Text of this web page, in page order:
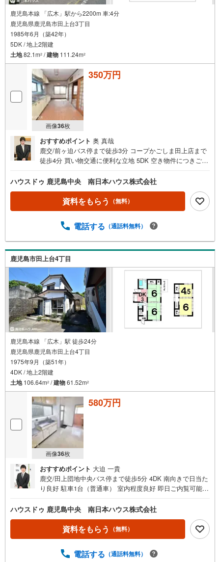
鹿児島本線 「広木」駅から2200m 車:4分
鹿児島県鹿児島市田上台3丁目
1985年6月（築42年）
5DK / 地上2階建
土地82.1m2 /建物 111.24m2
画像36枚
350万円
おすすめポイント 奥 真哉
鹿交/前ヶ迫バス停まで徒歩3分 コープかごしま田上店まで
徒歩4分 買い物交通に便利な立地 5DK 空き物件につきご内
田上台公園まで徒歩3分（約190m）・たがみ台保育園まで
徒歩4分（約250m）・つるどめクリニックまで徒歩4分（約
250m）・コープかごしま田上店まで徒歩4分（約270m）・
広木簡易郵便局まで徒歩4分（約310m）・セブンイレブン
10分（約790m）・ディスカウントドラッグコスモス紫原店
1230m）【リフォームのご相談も南日本ハウスまで！】専
門部署のある南日本ハウスなら購入からリフォーム工事ま
でワンストップでご提供できお客様へのご負担が少なくす
みます 洗面台やトイレだけ新調したい、クロスだけ張り直
したいなどご要望がございましたらお気軽にご相談くださ
い 無料見積もり致します！お気軽にお問い合わせください
ハウスドゥ 鹿児島中央 南日本ハウス株式会社
資料をもらう （無料）
電話する （通話料無料）
鹿児島市田上台4丁目
鹿児島本線 「広木」駅 徒歩24分
鹿児島県鹿児島市田上台4丁目
1975年9月（築51年）
4DK / 地上2階建
土地106.64m2 /建物61.52m2
画像36枚
580万円
おすすめポイント 大迫 一貴
鹿交/田上団地中央バス停まで徒歩5分 4DK 南向きで日当た
り良好 駐車1台（普通車） 室内程度良好 即日ご内覧可能で
m）・つるどめクリニックまで徒歩11分（約850m）・広木
簡易郵便局まで徒歩12分（約950m）・コープかごしま田上
店まで徒歩13分（約1030m）・ローソン田上広木店まで徒
歩17分（約1300m）・広木小学校まで徒歩19分（約1460
m）・紫原中学校まで徒歩24分（約1880m）【リフォーム
ハウスドゥ 鹿児島中央 南日本ハウス株式会社
資料をもらう （無料）
電話する （通話料無料）